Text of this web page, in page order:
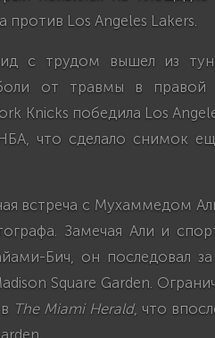
против Los Angeles Lakers.
с трудом вышел из
от травмы в правой
Knicks победила Los
что сделало снимок
встреча с Мухаммедом
Замечая Али и
Бич, он последовал
Square Garden.
The Miami Herald, что